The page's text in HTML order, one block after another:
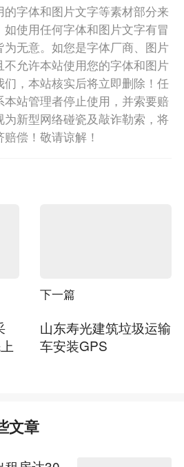
字体和图片文字等素材部分来
使用任何字体和图片文字有冒
无意。如您是字体厂商、图片
允许本站使用您的字体和图片
，本站核实后将立即删除！任
站管理者停止使用，并索要赔
新型网络碰瓷及敲诈勒索，将
偿！敬请谅解！
下一篇
山东寿光建筑垃圾运输
车安装GPS
文章